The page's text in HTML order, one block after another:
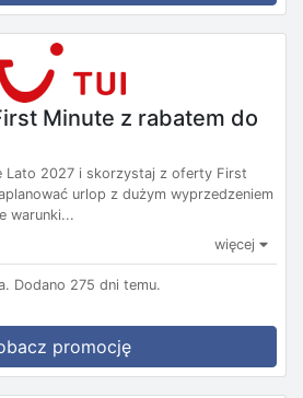
Minute z rabatem do
Lato 2027 i skorzystaj z oferty First
urlop z dużym wyprzedzeniem
warunki...
więcej
Dodano 275 dni temu.
promocję